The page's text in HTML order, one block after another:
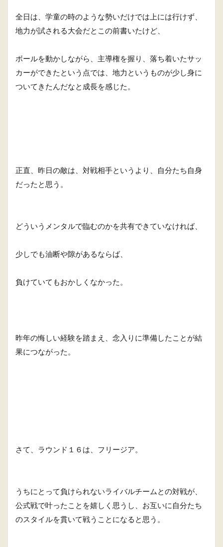
全日は、学童の時のような勢いだけでは上には行けず、
地力が試される大会だとこの前書いたけど、
ボールを動かしながら、主導権を握り、落ち着いたサッ
カーができたという点では、地力というものが少し身に
ついてきたんだなと成長を感じた。
正直、昨日の敵は、対戦相手というより、自分たち自身
だったと思う。
どういうメンタルで臨むのかを共有できていなければ、
少しでも油断や隙があるならば、
負けていてもおかしくなかった。
昨年の悔しい経験を踏まえ、念入りに準備したことが結
果につながった。
さて、ラウンド１６は、フリージア。
うちにとって負けられないライバルチームとの対戦が、
公式戦で叶ったことを嬉しく思うし、お互いに自分たち
のスタイルを貫いて戦うことになると思う。